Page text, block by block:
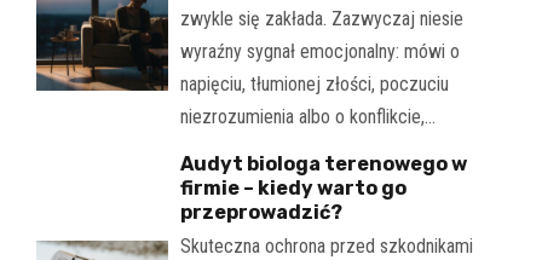
zwykle się zakłada. Zazwyczaj niesie
wyraźny sygnał emocjonalny: mówi o
napięciu, tłumionej złości, poczuciu
niezrozumienia albo o konflikcie,…
Audyt biologa terenowego w
firmie – kiedy warto go
przeprowadzić?
Skuteczna ochrona przed szkodnikami